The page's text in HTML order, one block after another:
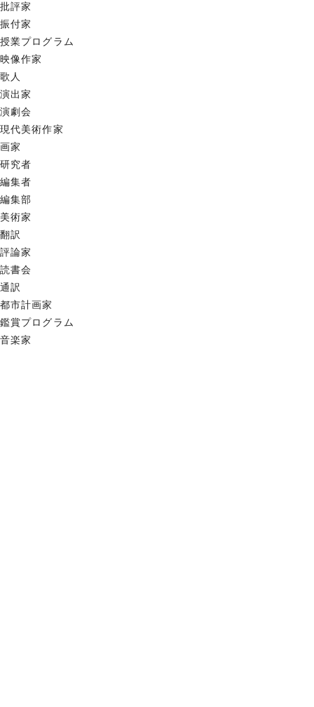
批評家
振付家
授業プログラム
映像作家
歌人
演出家
演劇会
現代美術作家
画家
研究者
編集者
編集部
美術家
翻訳
評論家
読書会
通訳
都市計画家
鑑賞プログラム
音楽家